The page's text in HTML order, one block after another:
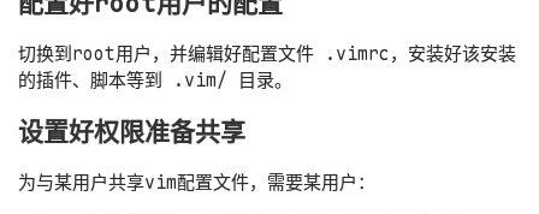
切换到root用户，并编辑好配置文件 .vimrc，安装好该安装
的插件、脚本等到 .vim/ 目录。
设置好权限准备共享
为与某用户共享vim配置文件，需要某用户：